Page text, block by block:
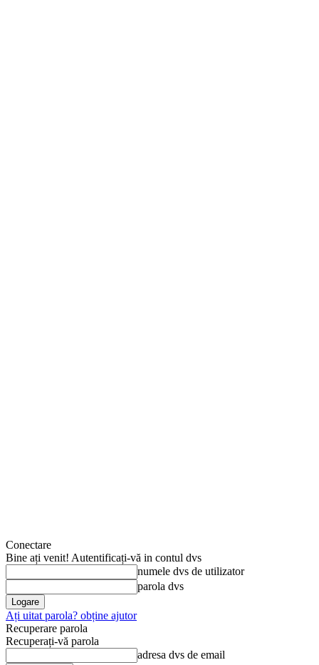
Conectare
Bine ați venit! Autentificați-vă in contul dvs
numele dvs de utilizator
parola dvs
Ați uitat parola? obține ajutor
Recuperare parola
Recuperați-vă parola
adresa dvs de email